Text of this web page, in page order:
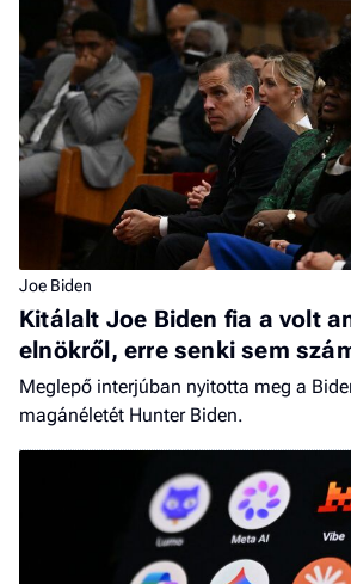
Joe Biden
Kitálalt Joe Biden fia a volt
elnökről, erre senki sem
Meglepő interjúban nyitotta meg a
magánéletét Hunter Biden.